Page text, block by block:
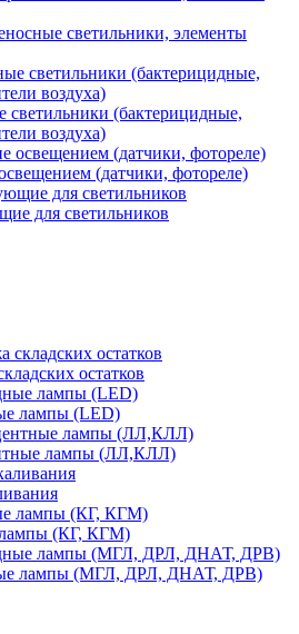
светильники, элементы
светильники (бактерицидные,
воздуха)
(датчики, фотореле)
для светильников
остатков
лампы (LED)
лампы (ЛЛ,КЛЛ)
лампы (КГ, КГМ)
лампы (МГЛ, ДРЛ, ДНАТ, ДРВ)